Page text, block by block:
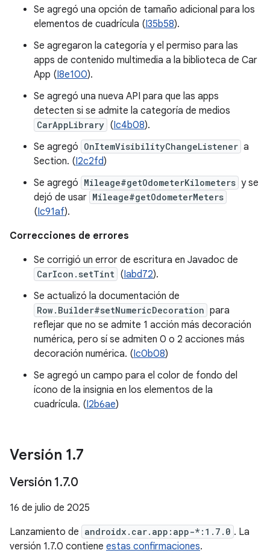
Se agregó una opción de tamaño adicional para los
elementos de cuadrícula (I35b58).
Se agregaron la categoría y el permiso para las
apps de contenido multimedia a la biblioteca de Car
App (I8e100).
Se agregó una nueva API para que las apps
detecten si se admite la categoría de medios
CarAppLibrary (Ic4b08).
Se agregó OnItemVisibilityChangeListener a
Section. (I2c2fd)
Se agregó Mileage#getOdometerKilometers y se
dejó de usar Mileage#getOdometerMeters
(Ic91af).
Correcciones de errores
Se corrigió un error de escritura en Javadoc de
CarIcon.setTint (Iabd72).
Se actualizó la documentación de
Row.Builder#setNumericDecoration para
reflejar que no se admite 1 acción más decoración
numérica, pero sí se admiten 0 o 2 acciones más
decoración numérica. (Ic0b08)
Se agregó un campo para el color de fondo del
ícono de la insignia en los elementos de la
cuadrícula. (I2b6ae)
Versión 1.7
Versión 1.7.0
16 de julio de 2025
Lanzamiento de androidx.car.app:app-*:1.7.0 . La
versión 1.7.0 contiene estas confirmaciones.